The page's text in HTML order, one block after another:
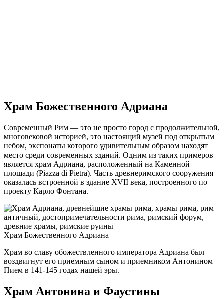
Храм Божественного Адриана
Современный Рим — это не просто город с продолжительной,
многовековой историей, это настоящий музей под открытым
небом, экспонаты которого удивительным образом находят
место среди современных зданий. Одним из таких примеров
является храм Адриана, расположенный на Каменной
площади (Piazza di Pietra). Часть древнеримского сооружения
оказалась встроенной в здание XVII века, построенного по
проекту Карло Фонтана.
Храм Божественного Адриана
Храм во славу обожествленного императора Адриана был
воздвигнут его приемным сыном и приемником Антонином
Пием в 141-145 годах нашей эры.
Храм Антонина и Фаустины